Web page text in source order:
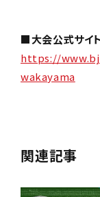
■大会公式サイト
https://
wakayama
関連記事